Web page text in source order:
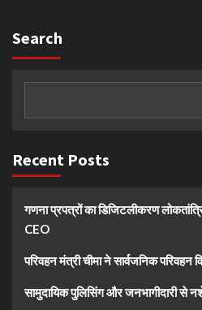
Search
Recent Posts
गणना प्रपत्रों का डिजिटलीकरण
CEO
परिवहन मंत्री चीमा ने सार्वजनिक परिवहन
सामुदायिक पुलिसिंग और जनभागीदारी से